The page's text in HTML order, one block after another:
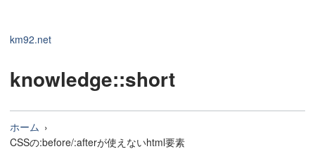
km92.net
knowledge::short
ホーム
CSSの:before/:afterが使えないhtml要素